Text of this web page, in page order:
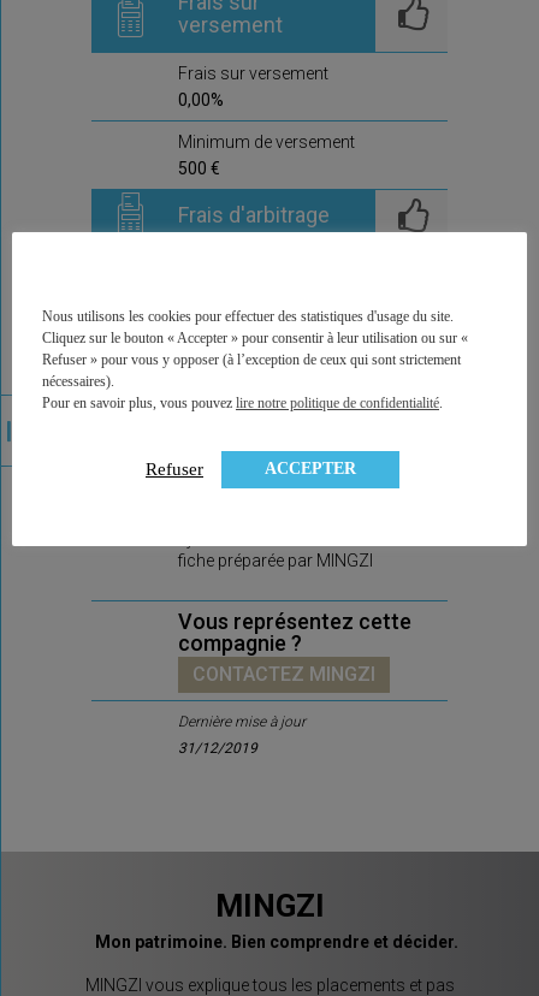
versement
Frais sur versement
0,00%
Minimum de versement
500 €
Frais d'arbitrage
Arbitrages offerts
non
Commentaire de la
fiche préparée par MINGZI
Vous représentez cette
compagnie ?
CONTACTEZ MINGZI
Dernière mise à jour
31/12/2019
MINGZI
Mon patrimoine. Bien comprendre et décider.
MINGZI vous explique tous les placements et pas
Nous utilisons les cookies pour effectuer des statistiques d'usage du site.
Cliquez sur le bouton « Accepter » pour consentir à leur utilisation ou sur «
Refuser » pour vous y opposer (à l’exception de ceux qui sont strictement
nécessaires).
Pour en savoir plus, vous pouvez lire notre politique de confidentialité
Refuser ACCEPTER